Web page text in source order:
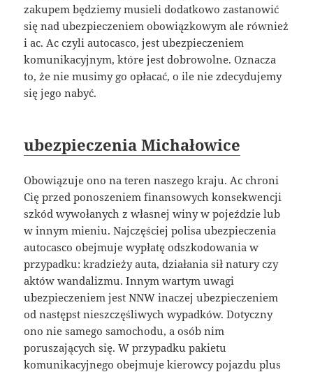
zakupem będziemy musieli dodatkowo zastanowić
się nad ubezpieczeniem obowiązkowym ale również
i ac. Ac czyli autocasco, jest ubezpieczeniem
komunikacyjnym, które jest dobrowolne. Oznacza
to, że nie musimy go opłacać, o ile nie zdecydujemy
się jego nabyć.
ubezpieczenia Michałowice
Obowiązuje ono na teren naszego kraju. Ac chroni
Cię przed ponoszeniem finansowych konsekwencji
szkód wywołanych z własnej winy w pojeździe lub
w innym mieniu. Najczęściej polisa ubezpieczenia
autocasco obejmuje wypłatę odszkodowania w
przypadku: kradzieży auta, działania sił natury czy
aktów wandalizmu. Innym wartym uwagi
ubezpieczeniem jest NNW inaczej ubezpieczeniem
od następst nieszczęśliwych wypadków. Dotyczny
ono nie samego samochodu, a osób nim
poruszających się. W przypadku pakietu
komunikacyjnego obejmuje kierowcy pojazdu plus